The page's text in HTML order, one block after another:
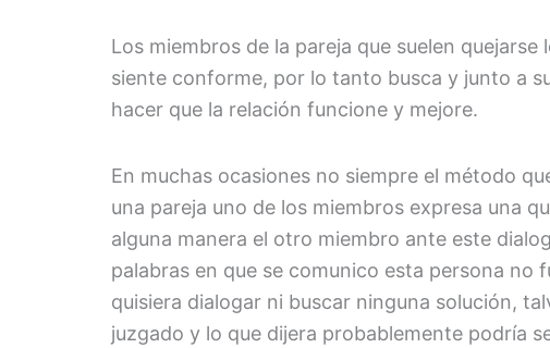
Los miembros de la pareja que suelen
siente conforme, por lo tanto busca y junto a
hacer que la relación funcione y mejore.
En muchas ocasiones no siempre el método
una pareja uno de los miembros expresa una
alguna manera el otro miembro ante este
palabras en que se comunico esta persona no
quisiera dialogar ni buscar ninguna solución,
juzgado y lo que dijera probablemente podría